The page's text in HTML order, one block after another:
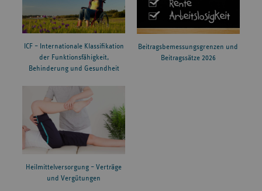
ICF – Internationale Klassifikation
der Funktionsfähigkeit,
Behinderung und Gesundheit
Beitragsbemessungsgrenzen und
Beitragssätze 2026
Heilmittelversorgung – Verträge
und Vergütungen